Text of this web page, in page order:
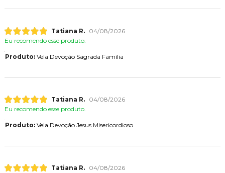
Tatiana R.
04/08/2026
Eu recomendo esse produto.
Produto:Vela Devoção Sagrada Família
Tatiana R.
04/08/2026
Eu recomendo esse produto.
Produto:Vela Devoção Jesus Misericordioso
Tatiana R.
04/08/2026